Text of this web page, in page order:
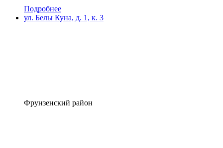
Подробнее
ул. Белы Куна, д. 1, к. 3
Фрунзенский район